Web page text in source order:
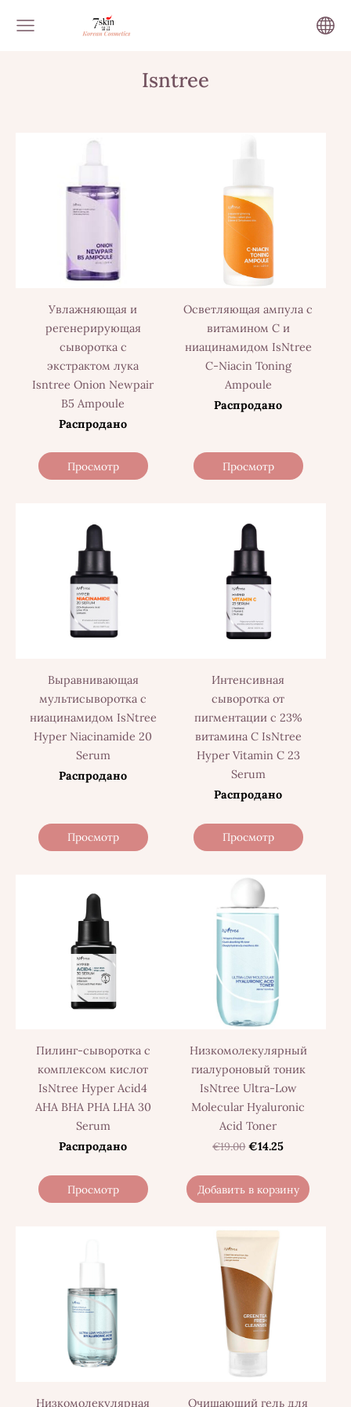
Isntree
Увлажняющая и
регенерирующая
сыворотка с
экстрактом лука
Isntree Onion Newpair
B5 Ampoule
Распродано
Просмотр
Осветляющая ампула с
витамином С и
ниацинамидом IsNtree
C-Niacin Toning
Ampoule
Распродано
Просмотр
Выравнивающая
мультисыворотка с
ниацинамидом IsNtree
Hyper Niacinamide 20
Serum
Распродано
Просмотр
Интенсивная
сыворотка от
пигментации с 23%
витамина С IsNtree
Hyper Vitamin C 23
Serum
Распродано
Просмотр
Пилинг-сыворотка с
комплексом кислот
IsNtree Hyper Acid4
AHA BHA PHA LHA 30
Serum
Распродано
Просмотр
Низкомолекулярный
гиалуроновый тоник
IsNtree Ultra-Low
Molecular Hyaluronic
Acid Toner
€19.00 €14.25
Добавить в корзину
Низкомолекулярная Очищающий гель для